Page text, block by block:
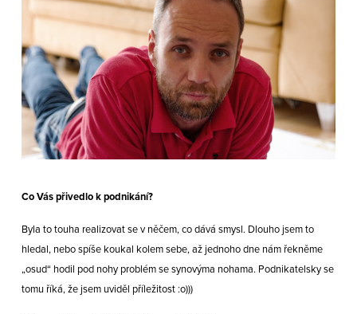
Co Vás přivedlo k podnikání?
Byla to touha realizovat se v něčem, co dává smysl. Dlouho jsem to
hledal, nebo spíše koukal kolem sebe, až jednoho dne nám řekněme
„osud“ hodil pod nohy problém se synovýma nohama. Podnikatelsky se
tomu říká, že jsem uviděl příležitost :o)))